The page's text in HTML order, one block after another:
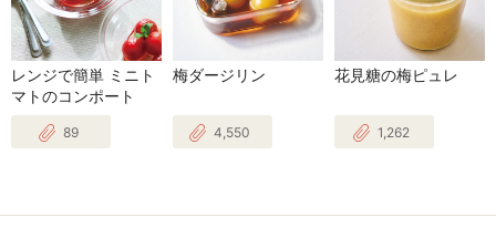
レンジで簡単 ミニト
マトのコンポート
89
梅ダージリン
4,550
花見糖の梅ピュレ
1,262